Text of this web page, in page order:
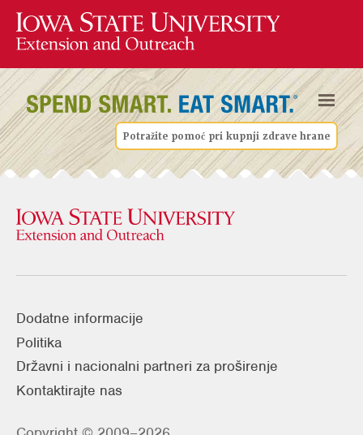
Potražite pomoć pri kupnji zdrave hrane
Dodatne informacije
Politika
Državni i nacionalni partneri za proširenje
Kontaktirajte nas